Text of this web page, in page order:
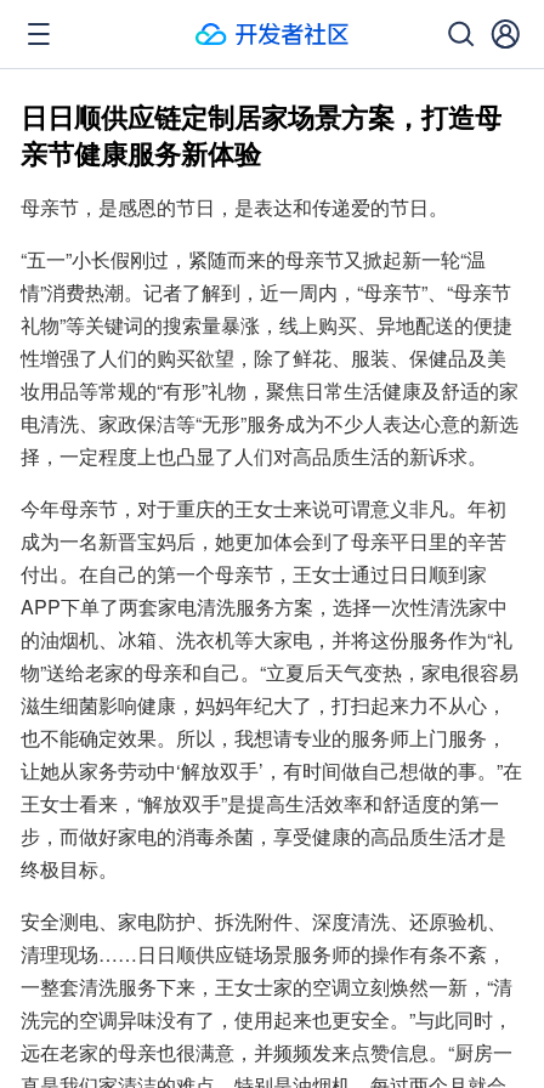
日日顺供应链定制居家场景方案，打造母
亲节健康服务新体验
母亲节，是感恩的节日，是表达和传递爱的节日。
“五一”小长假刚过，紧随而来的母亲节又掀起新一轮“温
情”消费热潮。记者了解到，近一周内，“母亲节”、“母亲节
礼物”等关键词的搜索量暴涨，线上购买、异地配送的便捷
性增强了人们的购买欲望，除了鲜花、服装、保健品及美
妆用品等常规的“有形”礼物，聚焦日常生活健康及舒适的家
电清洗、家政保洁等“无形”服务成为不少人表达心意的新选
择，一定程度上也凸显了人们对高品质生活的新诉求。
今年母亲节，对于重庆的王女士来说可谓意义非凡。年初
成为一名新晋宝妈后，她更加体会到了母亲平日里的辛苦
付出。在自己的第一个母亲节，王女士通过日日顺到家
APP下单了两套家电清洗服务方案，选择一次性清洗家中
的油烟机、冰箱、洗衣机等大家电，并将这份服务作为“礼
物”送给老家的母亲和自己。“立夏后天气变热，家电很容易
滋生细菌影响健康，妈妈年纪大了，打扫起来力不从心，
也不能确定效果。所以，我想请专业的服务师上门服务，
让她从家务劳动中‘解放双手’，有时间做自己想做的事。”在
王女士看来，“解放双手”是提高生活效率和舒适度的第一
步，而做好家电的消毒杀菌，享受健康的高品质生活才是
终极目标。
安全测电、家电防护、拆洗附件、深度清洗、还原验机、
清理现场……日日顺供应链场景服务师的操作有条不紊，
一整套清洗服务下来，王女士家的空调立刻焕然一新，“清
洗完的空调异味没有了，使用起来也更安全。”与此同时，
远在老家的母亲也很满意，并频频发来点赞信息。“厨房一